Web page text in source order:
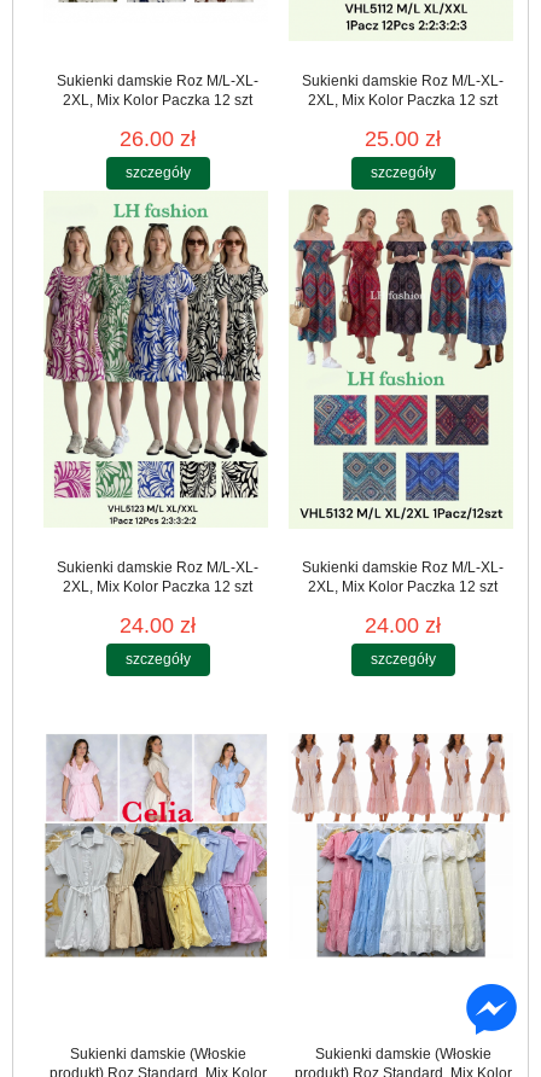
Sukienki damskie Roz M/L-XL-
2XL, Mix Kolor Paczka 12 szt
26.00 zł
szczegóły
Sukienki damskie Roz M/L-XL-
2XL, Mix Kolor Paczka 12 szt
25.00 zł
szczegóły
Sukienki damskie Roz M/L-XL-
2XL, Mix Kolor Paczka 12 szt
24.00 zł
szczegóły
Sukienki damskie Roz M/L-XL-
2XL, Mix Kolor Paczka 12 szt
24.00 zł
szczegóły
Sukienki damskie (Włoskie
Sukienki damskie (Włoskie